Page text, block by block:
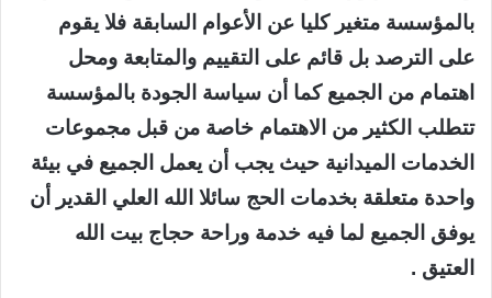
بالمؤسسة متغير كليا عن الأعوام السابقة فلا يقوم
على الترصد بل قائم على التقييم والمتابعة ومحل
اهتمام من الجميع كما أن سياسة الجودة بالمؤسسة
تتطلب الكثير من الاهتمام خاصة من قبل مجموعات
الخدمات الميدانية حيث يجب أن يعمل الجميع في بيئة
واحدة متعلقة بخدمات الحج سائلا الله العلي القدير أن
يوفق الجميع لما فيه خدمة وراحة حجاج بيت الله
العتيق .